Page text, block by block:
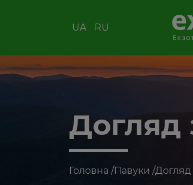
UA RU
Догляд
Головна /Павуки /Догляд